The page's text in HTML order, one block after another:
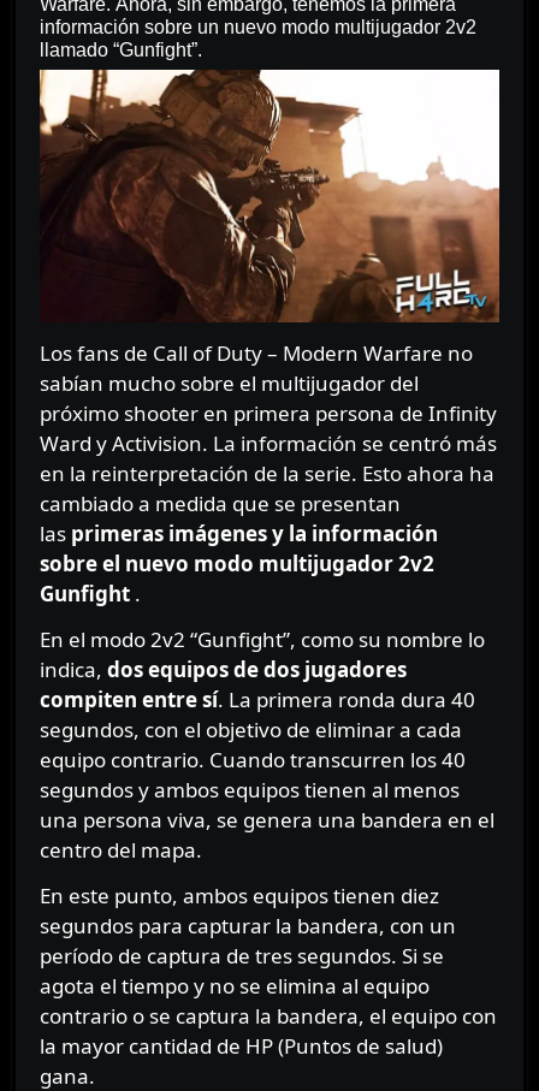
información sobre un nuevo modo multijugador 2v2
llamado “Gunfight”.
Los fans de Call of Duty – Modern Warfare no
sabían mucho sobre el multijugador del
próximo shooter en primera persona de Infinity
Ward y Activision. La información se centró más
en la reinterpretación de la serie. Esto ahora ha
cambiado a medida que se presentan
las primeras imágenes y la información
sobre el nuevo modo multijugador 2v2
Gunfight.
En el modo 2v2 “Gunfight”, como su nombre lo
indica, dos equipos de dos jugadores
compiten entre sí. La primera ronda dura 40
segundos, con el objetivo de eliminar a cada
equipo contrario. Cuando transcurren los 40
segundos y ambos equipos tienen al menos
una persona viva, se genera una bandera en el
centro del mapa.
En este punto, ambos equipos tienen diez
segundos para capturar la bandera, con un
período de captura de tres segundos. Si se
agota el tiempo y no se elimina al equipo
contrario o se captura la bandera, el equipo con
la mayor cantidad de HP (Puntos de salud)
gana.